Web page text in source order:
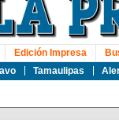
Tamaulipas
Edición Impresa